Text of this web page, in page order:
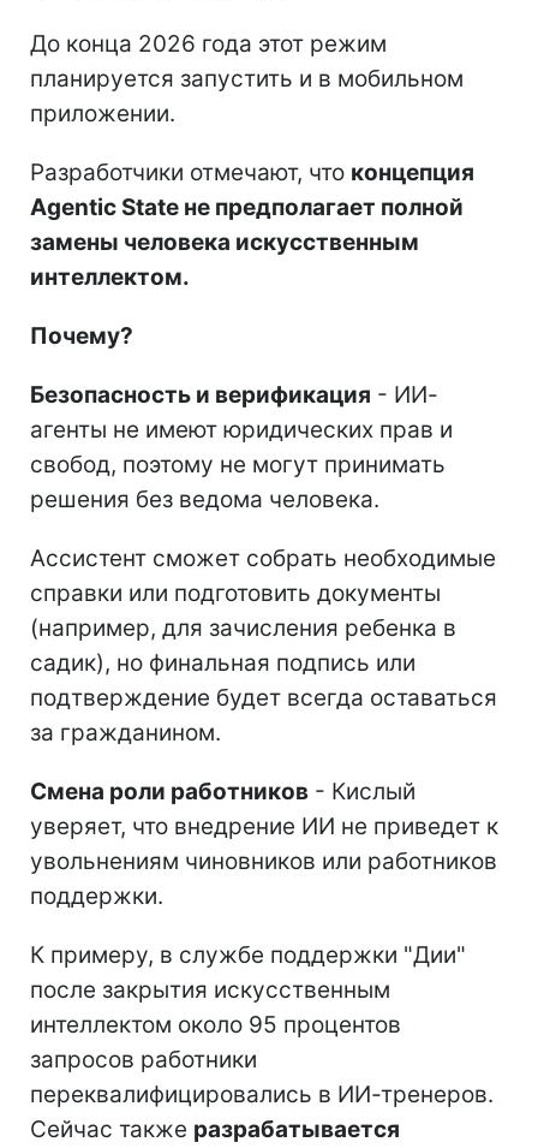
До конца 2026 года этот режим
планируется запустить и в мобильном
приложении.
Разработчики отмечают, что концепция
Agentic State не предполагает полной
замены человека искусственным
интеллектом.
Почему?
Безопасность и верификация - ИИ-
агенты не имеют юридических прав и
свобод, поэтому не могут принимать
решения без ведома человека.
Ассистент сможет собрать необходимые
справки или подготовить документы
(например, для зачисления ребенка в
садик), но финальная подпись или
подтверждение будет всегда оставаться
за гражданином.
Смена роли работников - Кислый
уверяет, что внедрение ИИ не приведет к
увольнениям чиновников или работников
поддержки.
К примеру, в службе поддержки "Дии"
после закрытия искусственным
интеллектом около 95 процентов
запросов работники
переквалифицировались в ИИ-тренеров.
Сейчас также разрабатывается